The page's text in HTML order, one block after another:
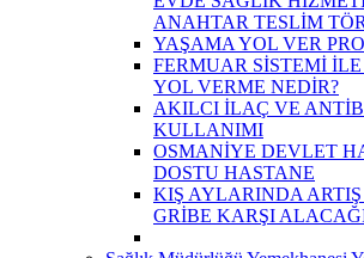
ANAHTAR TESLİM
YAŞAMA YOL VER
FERMUAR SİSTEMİ
YOL VERME NEDİR?
AKILCI İLAÇ VE
KULLANIMI
OSMANİYE DEVLET
DOSTU HASTANE
KIŞ AYLARINDA ARTIŞ
GRİBE KARŞI